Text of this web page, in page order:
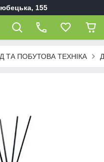
155
ТА ПОБУТОВА ТЕХНІКА